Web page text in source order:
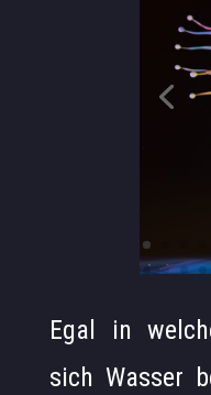
Egal in
sich Wasser